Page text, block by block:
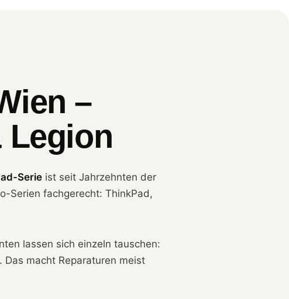
–
Legion
Serie ist seit Jahrzehnten der
Serien fachgerecht: ThinkPad,
lassen sich einzeln tauschen:
macht Reparaturen meist